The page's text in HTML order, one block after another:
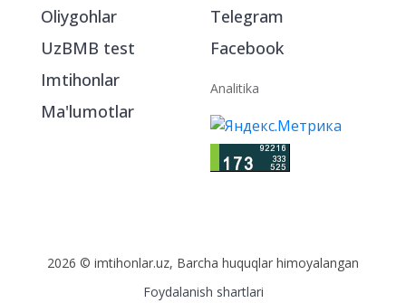
Oliygohlar
UzBMB test
Imtihonlar
Ma'lumotlar
Telegram
Facebook
Analitika
2026 © imtihonlar.uz, Barcha huquqlar himoyalangan
Foydalanish shartlari